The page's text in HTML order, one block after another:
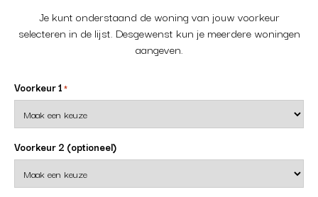
Je kunt onderstaand de woning van jouw voorkeur
selecteren in de lijst. Desgewenst kun je meerdere woningen
aangeven.
Voorkeur 1*
Voorkeur 2 (optioneel)